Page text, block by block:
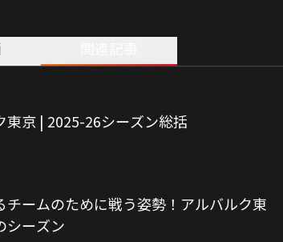
東京 | 2025-26シーズン総括
チームのために戦う姿勢！アルバルク東
シーズン